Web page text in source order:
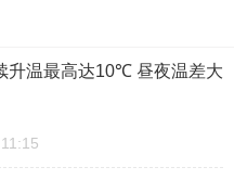
升温最高达10℃ 昼夜温差大